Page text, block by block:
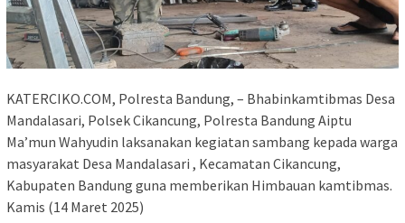
KATERCIKO.COM, Polresta Bandung, – Bhabinkamtibmas Desa
Mandalasari, Polsek Cikancung, Polresta Bandung Aiptu
Ma’mun Wahyudin laksanakan kegiatan sambang kepada warga
masyarakat Desa Mandalasari , Kecamatan Cikancung,
Kabupaten Bandung guna memberikan Himbauan kamtibmas.
Kamis (14 Maret 2025)